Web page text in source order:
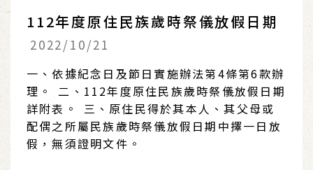
112年度原住民族歲時祭儀放假日期
2022/10/21
一、依據紀念日及節日實施辦法第4條第6款辦
理。 二、112年度原住民族歲時祭儀放假日期
詳附表。 三、原住民得於其本人、其父母或
配偶之所屬民族歲時祭儀放假日期中擇一日放
假，無須證明文件。